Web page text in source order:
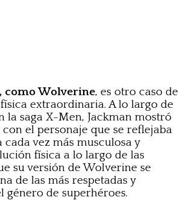
como Wolverine, es otro caso de
extraordinaria. A lo largo de
la saga X-Men, Jackman mostró
el personaje que se reflejaba
cada vez más musculosa y
física a lo largo de las
su versión de Wolverine se
de las más respetadas y
género de superhéroes.